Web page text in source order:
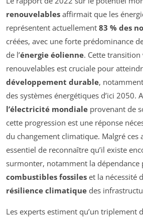
renouvelables affirmait que les
représentent actuellement 83 % des
créées, avec une forte prédominance
de l’énergie éolienne. Cette transition
renouvelables est cruciale pour
développement durable,
des systèmes énergétiques d’ici 2050.
l’électricité mondiale provenant de
cette progression est une réponse
du changement climatique. Malgré ces
essentiel de reconnaître qu’il existe
surmonter, notamment la dépendance
combustibles fossiles et la nécessité
résilience climatique des
Les experts estiment qu’un triplement